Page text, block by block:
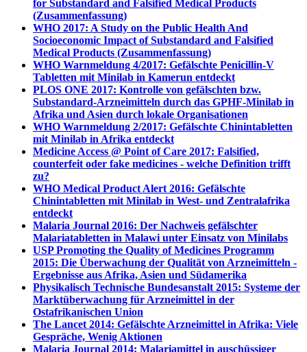
for Substandard and Falsified Medical Products
(Zusammenfassung)
WHO 2017: A Study on the Public Health And
Socioeconomic Impact of Substandard and Falsified
Medical Products (Zusammenfassung)
WHO Warnmeldung 4/2017: Gefälschte Penicillin-V
Tabletten mit Minilab in Kamerun entdeckt
PLOS ONE 2017: Kontrolle von gefälschten bzw.
Substandard-Arzneimitteln durch das GPHF-Minilab in
Afrika und Asien durch lokale Organisationen
WHO Warnmeldung 2/2017: Gefälschte Chinintabletten
mit Minilab in Afrika entdeckt
Medicine Access @ Point of Care 2017: Falsified,
counterfeit oder fake medicines - welche Definition trifft
zu?
WHO Medical Product Alert 2016: Gefälschte
Chinintabletten mit Minilab in West- und Zentralafrika
entdeckt
Malaria Journal 2016: Der Nachweis gefälschter
Malariatabletten in Malawi unter Einsatz von Minilabs
USP Promoting the Quality of Medicines Programm
2015: Die Überwachung der Qualität von Arzneimitteln -
Ergebnisse aus Afrika, Asien und Südamerika
Physikalisch Technische Bundesanstalt 2015: Systeme der
Marktüberwachung für Arzneimittel in der
Ostafrikanischen Union
The Lancet 2014: Gefälschte Arzneimittel in Afrika: Viele
Gespräche, Wenig Aktionen
Malaria Journal 2014: Malariamittel in auschüssiger